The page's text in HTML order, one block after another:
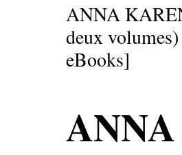
ANNA
deux
eBooks]
ANNA